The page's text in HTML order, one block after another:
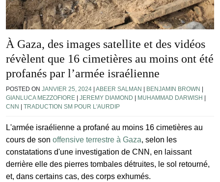
À Gaza, des images satellite et des vidéos
révèlent que 16 cimetières au moins ont été
profanés par l’armée israélienne
POSTED ON JANVIER 25, 2024 | ABEER SALMAN | BENJAMIN BROWN |
GIANLUCA MEZZOFIORE | JEREMY DIAMOND | MUHAMMAD DARWISH |
CNN | TRADUCTION SM POUR L'AURDIP
L'armée israélienne a profané au moins 16 cimetières au
cours de son offensive terrestre à Gaza, selon les
constatations d'une investigation de CNN, en laissant
derrière elle des pierres tombales détruites, le sol retourné,
et, dans certains cas, des corps exhumés.